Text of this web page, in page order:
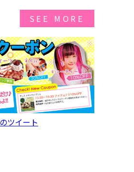
SEE MORE
ツイート